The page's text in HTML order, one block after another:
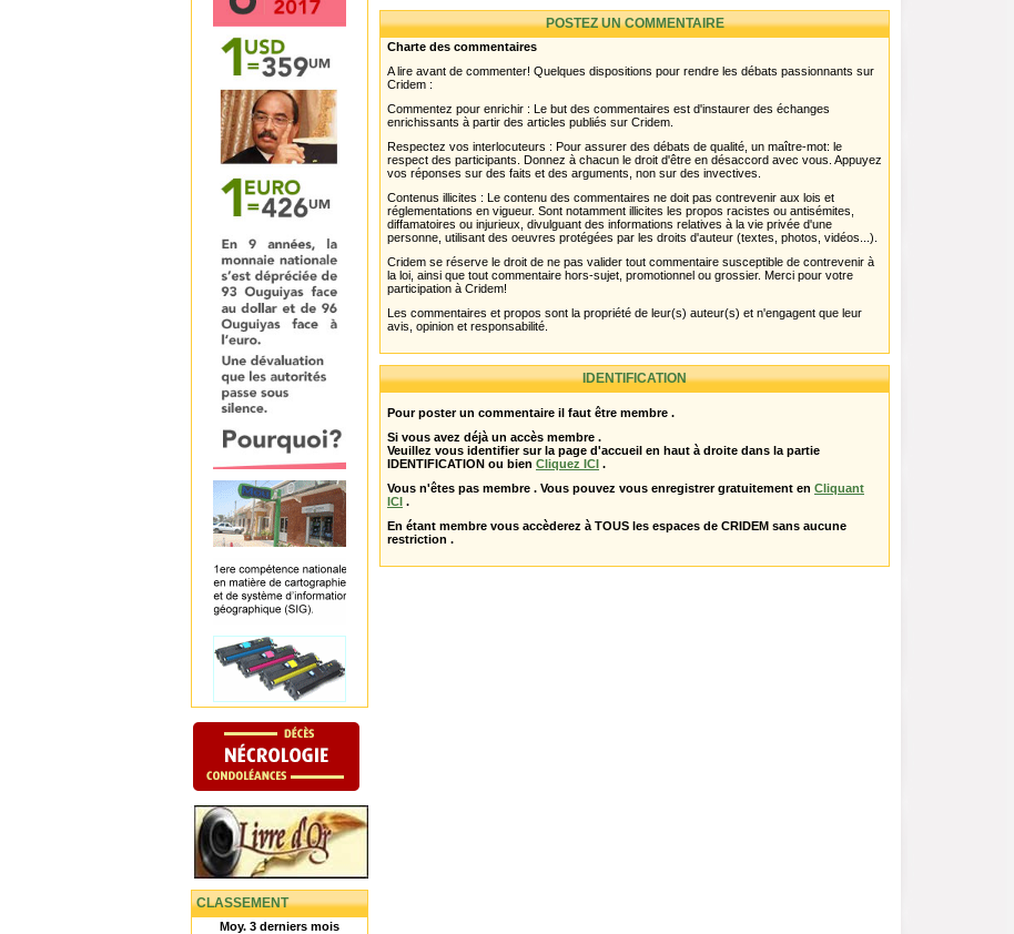
CLASSEMENT
Moy. 3 derniers mois
POSTEZ UN COMMENTAIRE
Charte des commentaires
A lire avant de commenter! Quelques dispositions pour rendre les débats passionnants sur
Cridem :
Commentez pour enrichir : Le but des commentaires est d'instaurer des échanges
enrichissants à partir des articles publiés sur Cridem.
Respectez vos interlocuteurs : Pour assurer des débats de qualité, un maître-mot: le
respect des participants. Donnez à chacun le droit d'être en désaccord avec vous. Appuyez
vos réponses sur des faits et des arguments, non sur des invectives.
Contenus illicites : Le contenu des commentaires ne doit pas contrevenir aux lois et
réglementations en vigueur. Sont notamment illicites les propos racistes ou antisémites,
diffamatoires ou injurieux, divulguant des informations relatives à la vie privée d'une
personne, utilisant des oeuvres protégées par les droits d'auteur (textes, photos, vidéos...).
Cridem se réserve le droit de ne pas valider tout commentaire susceptible de contrevenir à
la loi, ainsi que tout commentaire hors-sujet, promotionnel ou grossier. Merci pour votre
participation à Cridem!
Les commentaires et propos sont la propriété de leur(s) auteur(s) et n'engagent que leur
avis, opinion et responsabilité.
IDENTIFICATION
Pour poster un commentaire il faut être membre .
Si vous avez déjà un accès membre .
Veuillez vous identifier sur la page d'accueil en haut à droite dans la partie
IDENTIFICATION ou bien Cliquez ICI .
Vous n'êtes pas membre . Vous pouvez vous enregistrer gratuitement en Cliquant
ICI .
En étant membre vous accèderez à TOUS les espaces de CRIDEM sans aucune
restriction .